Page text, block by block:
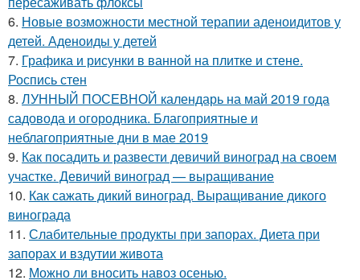
6. Новые возможности местной терапии аденоидитов у
детей. Аденоиды у детей
7. Графика и рисунки в ванной на плитке и стене.
Роспись стен
8. ЛУННЫЙ ПОСЕВНОЙ календарь на май 2019 года
садовода и огородника. Благоприятные и
неблагоприятные дни в мае 2019
9. Как посадить и развести девичий виноград на своем
участке. Девичий виноград — выращивание
10. Как сажать дикий виноград. Выращивание дикого
винограда
11. Слабительные продукты при запорах. Диета при
запорах и вздутии живота
12. Можно ли вносить навоз осенью.